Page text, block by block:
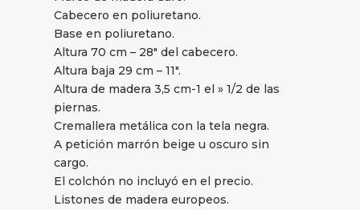
Cabecero en poliuretano.
Base en poliuretano.
Altura 70 cm – 28″ del cabecero.
Altura baja 29 cm – 11″.
Altura de madera 3,5 cm-1 el » 1/2 de las
piernas.
Cremallera metálica con la tela negra.
A petición marrón beige u oscuro sin
cargo.
El colchón no incluyó en el precio.
Listones de madera europeos.